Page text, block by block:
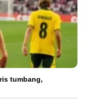
tumbang,